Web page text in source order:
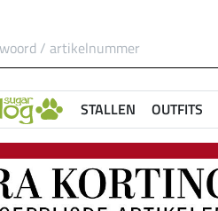
STALLEN OUTFITS